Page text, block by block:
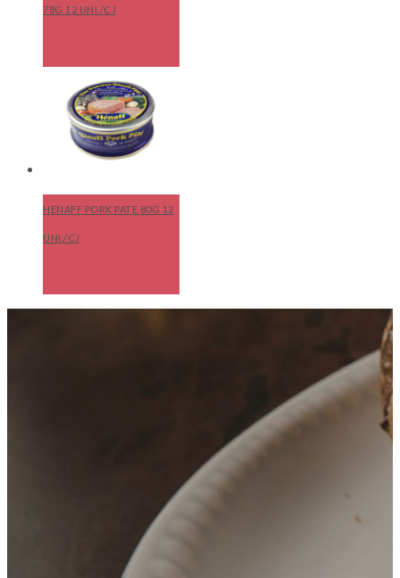
78G 12 UNI./CJ
HENAFF PORK PATE 80G 12
UNI./CJ